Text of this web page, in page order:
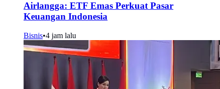
Airlangga: ETF Emas Perkuat Pasar
Keuangan Indonesia
Bisnis•4 jam lalu